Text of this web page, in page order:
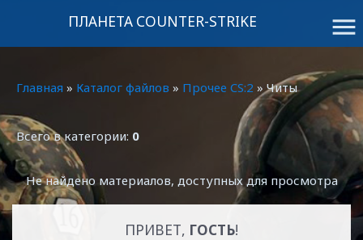
menu
ПЛАНЕТА COUNTER-STRIKE
Главная » Каталог файлов » Прочее CS:2 » Читы
Всего в категории: 0
Не найдено материалов, доступных для просмотра
ПРИВЕТ, ГОСТЬ!